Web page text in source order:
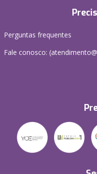
Perguntas frequentes
Fale conosco: